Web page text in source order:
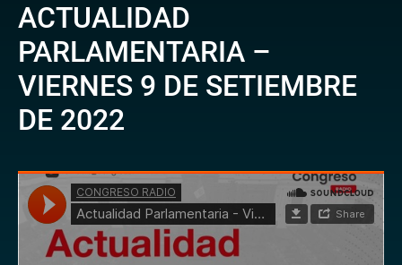
ACTUALIDAD
PARLAMENTARIA –
VIERNES 9 DE SETIEMBRE
DE 2022